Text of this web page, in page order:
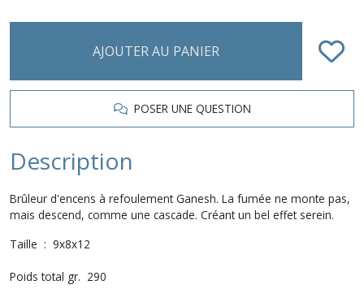
AJOUTER AU PANIER
POSER UNE QUESTION
Description
Brûleur d'encens à refoulement Ganesh. La fumée ne monte pas,
mais descend, comme une cascade. Créant un bel effet serein.
Taille : 9x8x12
Poids total gr. 290